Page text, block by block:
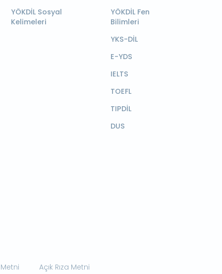
YÖKDİL Sosyal
Kelimeleri
YÖKDİL Fen
Bilimleri
YKS-DİL
E-YDS
IELTS
TOEFL
TIPDİL
DUS
Açık Rıza Metni